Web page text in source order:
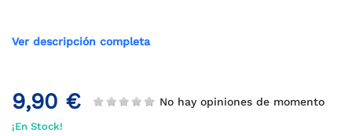
Ver descripción completa
9,90 € No hay opiniones de momento
¡En Stock!